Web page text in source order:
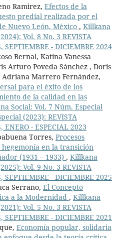
Ramirez, Efectos de la
predial realizada por el
Nuevo León, México , Killkana
Vol. 8 No. 3 REVISTA
- DICIEMBRE 2024
Bernal, Katina Vanessa
Arturo Poveda Sánchez , Doris
Adriana Marrero Fernández,
para el éxito de los
de la calidad en las
Social: Vol. 7 Núm. Especial
(2023): REVISTA
- ESPECIAL 2023
Torres, Procesos
en la transición
(1931 – 1933) , Killkana
Vol. 9 No. 3 REVISTA
- DICIEMBRE 2025
Serrano, El Concepto
a la Modernidad , Killkana
Vol. 5 No. 3 REVISTA
- DICIEMBRE 2021
Economía popular, solidaria